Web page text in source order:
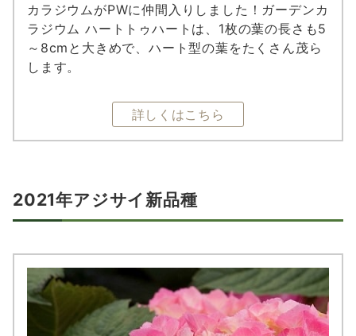
カラジウムがPWに仲間入りしました！ガーデンカ
ラジウム ハートトゥハートは、1枚の葉の長さも5
～8cmと大きめで、ハート型の葉をたくさん茂ら
します。
詳しくはこちら
2021年アジサイ新品種